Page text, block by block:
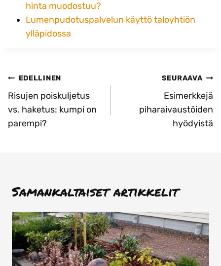
hinta muodostuu?
Lumenpudotuspalvelun käyttö taloyhtiön
ylläpidossa
Artikkelien
selaus
EDELLINEN
Risujen poiskuljetus
vs. haketus: kumpi on
parempi?
SEURAAVA
Esimerkkejä
piharaivaustöiden
hyödyistä
Samankaltaiset artikkelit